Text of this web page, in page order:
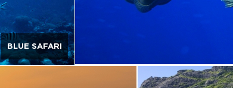
BLUE SAFARI